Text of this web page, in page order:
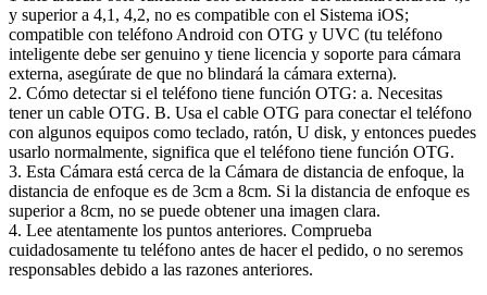
y superior a 4,1, 4,2, no es compatible con el Sistema iOS;
compatible con teléfono Android con OTG y UVC (tu teléfono
inteligente debe ser genuino y tiene licencia y soporte para cámara
externa, asegúrate de que no blindará la cámara externa).
2. Cómo detectar si el teléfono tiene función OTG: a. Necesitas
tener un cable OTG. B. Usa el cable OTG para conectar el teléfono
con algunos equipos como teclado, ratón, U disk, y entonces puedes
usarlo normalmente, significa que el teléfono tiene función OTG.
3. Esta Cámara está cerca de la Cámara de distancia de enfoque, la
distancia de enfoque es de 3cm a 8cm. Si la distancia de enfoque es
superior a 8cm, no se puede obtener una imagen clara.
4. Lee atentamente los puntos anteriores. Comprueba
cuidadosamente tu teléfono antes de hacer el pedido, o no seremos
responsables debido a las razones anteriores.